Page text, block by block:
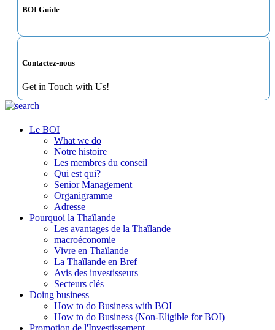
BOI Guide
Contactez-nous
Get in Touch with Us!
Le BOI
What we do
Notre histoire
Les membres du conseil
Qui est qui?
Senior Management
Organigramme
Adresse
Pourquoi la Thaîlande
Les avantages de la Thaîlande
macroéconomie
Vivre en Thaïlande
La Thaîlande en Bref
Avis des investisseurs
Secteurs clés
Doing business
How to do Business with BOI
How to do Business (Non-Eligible for BOI)
Promotion de l'Investissement